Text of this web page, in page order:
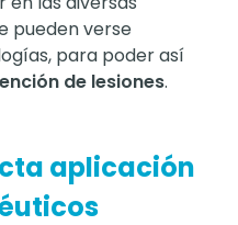
pueden verse
para poder así
de lesiones.
aplicación